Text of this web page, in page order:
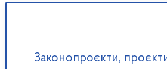
Законопроєкти,